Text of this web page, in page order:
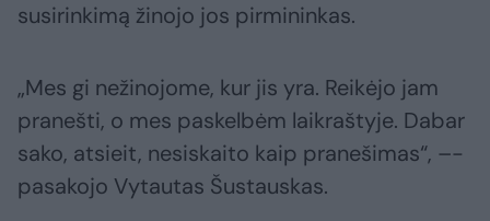
susirinkimą žinojo jos pirmininkas.
„Mes gi nežinojome, kur jis yra. Reikėjo jam
pranešti, o mes paskelbėm laikraštyje. Dabar
sako, atsieit, nesiskaito kaip pranešimas“, –-
pasakojo Vytautas Šustauskas.